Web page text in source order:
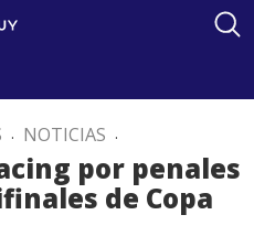
. NOTICIAS .
por penales
de Copa